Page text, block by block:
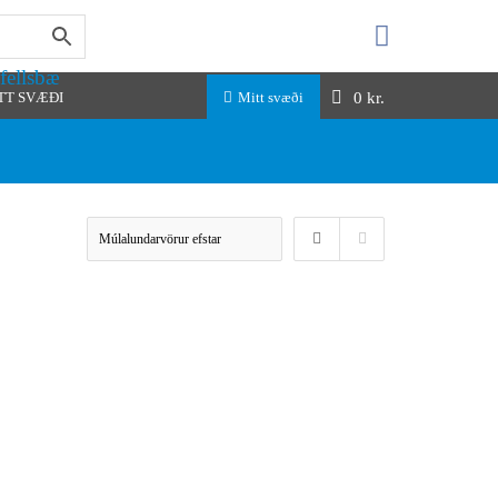
SVÆÐI Mitt svæði 0 kr.